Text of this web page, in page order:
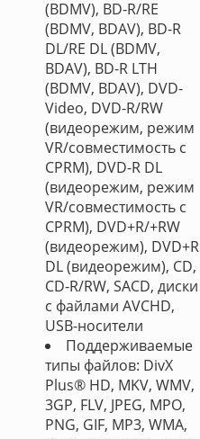
(BDMV), BD-R/RE
(BDMV, BDAV), BD-R
DL/RE DL (BDMV,
BDAV), BD-R LTH
(BDMV, BDAV), DVD-
Video, DVD-R/RW
(видеорежим, режим
VR/совместимость с
CPRM), DVD-R DL
(видеорежим, режим
VR/совместимость с
CPRM), DVD+R/+RW
(видеорежим), DVD+R
DL (видеорежим), CD,
CD-R/RW, SACD, диски
с файлами AVCHD,
USB-носители
Поддерживаемые
типы файлов: DivX
Plus® HD, MKV, WMV,
3GP, FLV, JPEG, MPO,
PNG, GIF, MP3, WMA,